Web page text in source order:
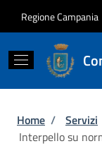
Regione Campania
Briciole
Home / Servizi
Interpello su